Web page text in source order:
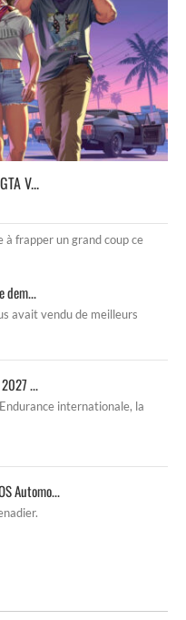
V...
à frapper un grand coup ce
dem...
avait vendu de meilleurs
...
internationale, la
Automo...